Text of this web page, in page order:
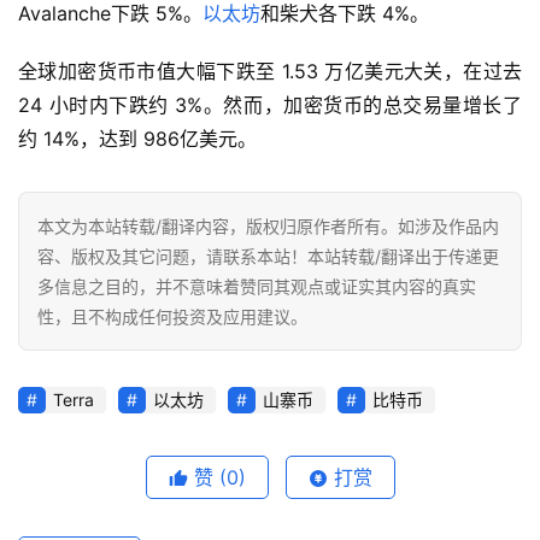
Avalanche下跌 5%。 以太坊和柴犬各下跌 4%。
全球加密货币市值大幅下跌至 1.53 万亿美元大关，在过去
24 小时内下跌约 3%。然而，加密货币的总交易量增长了
约 14%，达到 986亿美元。
本文为本站转载/翻译内容，版权归原作者所有。如涉及作品内
容、版权及其它问题，请联系本站！本站转载/翻译出于传递更
多信息之目的，并不意味着赞同其观点或证实其内容的真实
性，且不构成任何投资及应用建议。
Terra 以太坊 山寨币 比特币
赞 (0) 打赏